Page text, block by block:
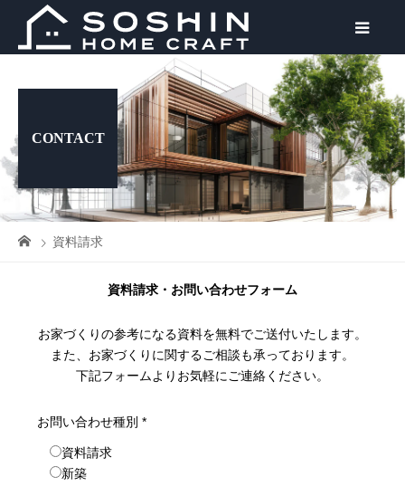
CONTACT
資料請求
資料請求 ・お問い合わせフォーム
お家づくりの参考になる資料を無料でご送付いたします。
また、お家づくりに関するご相談も承っております。
下記フォームより お気軽にご連絡ください。
お問い合わせ種別 *
資料請求
新築